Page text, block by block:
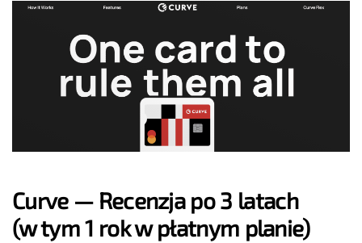
Curve — Recenzja po 3 latach
(w tym 1 rok w płatnym planie)